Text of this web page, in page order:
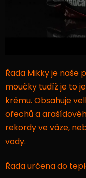
Řada Mikky je naše
moučky tudíž je to
krému. Obsahuje
ořechů a
rekordy ve váze,
vody.
Řada určena do